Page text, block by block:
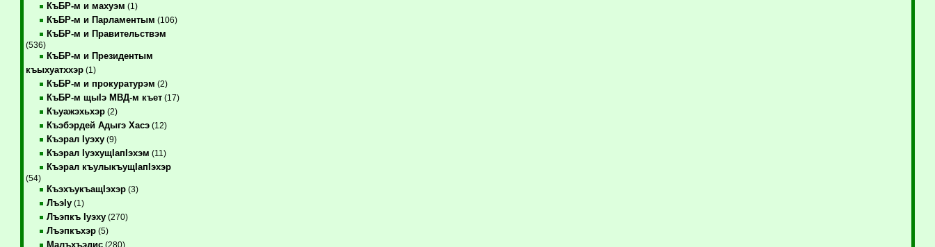
КъБР-м и махуэм (1)
КъБР-м и Парламентым (106)
КъБР-м и Правительствэм
(536)
КъБР-м и Президентым
къыхуатххэр(1)
КъБР-м и прокуратурэм (2)
КъБР-м щыIэ МВД-м къет(17)
Къуажэхьхэр(2)
Къэбэрдей Адыгэ Хасэ(12)
Къэрал Iуэху(9)
Къэрал IуэхущIапIэхэм (11)
Къэрал къулыкъущIапIэхэр
(54)
КъэхъукъащIэхэр(3)
ЛъэIу(1)
Лъэпкъ Iуэху(270)
Лъэпкъхэр(5)
Малъхъэдис(280)